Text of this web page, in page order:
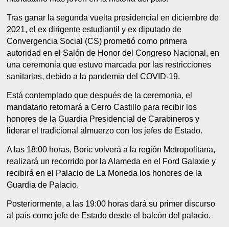
Tras ganar la segunda vuelta presidencial en diciembre de
2021, el ex dirigente estudiantil y ex diputado de
Convergencia Social (CS) prometió como primera
autoridad en el Salón de Honor del Congreso Nacional, en
una ceremonia que estuvo marcada por las restricciones
sanitarias, debido a la pandemia del COVID-19.
Está contemplado que después de la ceremonia, el
mandatario retornará a Cerro Castillo para recibir los
honores de la Guardia Presidencial de Carabineros y
liderar el tradicional almuerzo con los jefes de Estado.
A las 18:00 horas, Boric volverá a la región Metropolitana,
realizará un recorrido por la Alameda en el Ford Galaxie y
recibirá en el Palacio de La Moneda los honores de la
Guardia de Palacio.
Posteriormente, a las 19:00 horas dará su primer discurso
al país como jefe de Estado desde el balcón del palacio.